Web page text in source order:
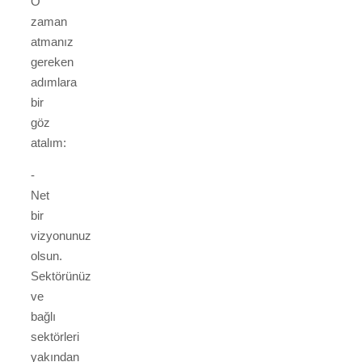
zaman
atmanız
gereken
adımlara
bir
göz
atalım:
-
Net
bir
vizyonunuz
olsun.
Sektörünüz
ve
bağlı
sektörleri
yakından